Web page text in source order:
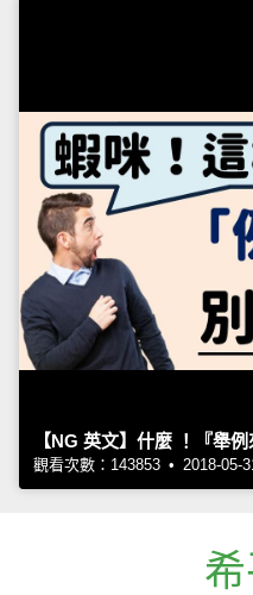
【NG 英文】什麼 ！『舉
觀看次數：143853 • 2018-05-